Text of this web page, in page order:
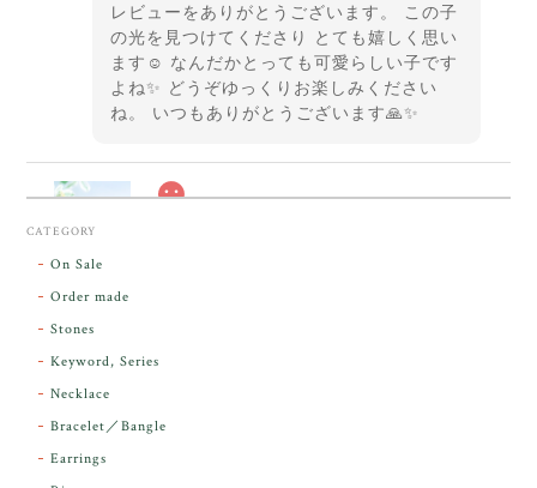
レビューをありがとうございます。 この子
の光を見つけてくださり とても嬉しく思い
ます☺️ なんだかとっても可愛らしい子です
よね✨ どうぞゆっくりお楽しみください
ね。 いつもありがとうございます🙏✨
ンダラで感動しました。素敵な箱と和紙で石を包んで
下さり、ありがとうございました。
レビューをありがとうございます。 実物を
CATEGORY
On Sale
Order made
Stones
Keyword, Series
Necklace
Bracelet／Bangle
Earrings